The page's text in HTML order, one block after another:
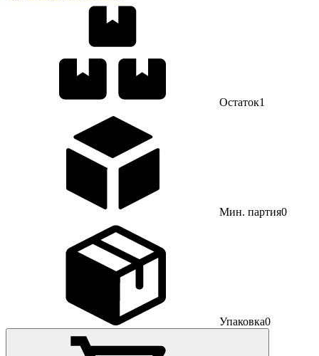
Остаток1
Мин. партия0
Упаковка0